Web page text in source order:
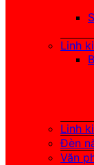
Linh
Linh
Đèn
Văn